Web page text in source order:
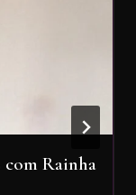
com Rainha